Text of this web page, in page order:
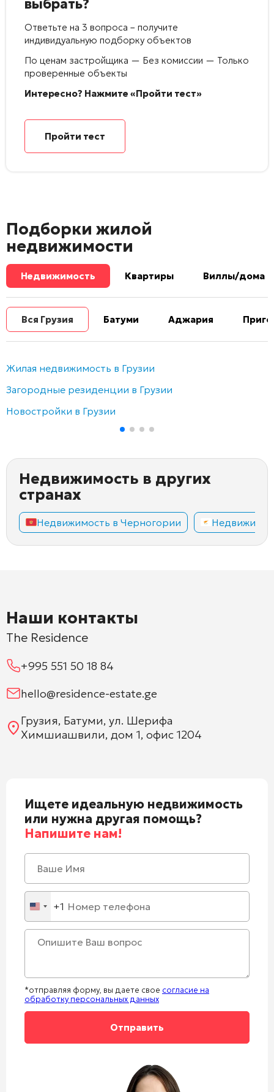
выбрать?
Ответьте на 3 вопроса – получите
индивидуальную подборку объектов
По ценам застройщика — Без комиссии — Только
проверенные объекты
Интересно? Нажмите «Пройти тест»
Пройти тест
Подборки жилой
недвижимости
Недвижимость Квартиры Виллы/дома
Вся Грузия Батуми Аджария
Жилая недвижимость в Грузии
Загородные резиденции в Грузии
Новостройки в Грузии
Недвижимость в других
странах
Недвижимость в Черногории
Наши контакты
The Residence
+995 551 50 18 84
hello@residence-estate.ge
Грузия, Батуми, ул. Шерифа
Химшиашвили, дом 1, офис 1204
Ищете идеальную недвижимость
или нужна другая помощь?
Напишите нам!
United
States
+1
+1
*отправляя форму, вы даете свое согласие на
обработку персональных данных